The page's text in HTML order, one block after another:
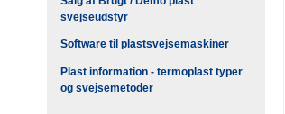
svejseudstyr
Software til plastsvejsemaskiner
Plast information - termoplast typer
og svejsemetoder